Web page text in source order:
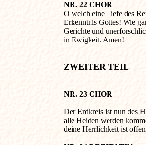
NR. 22 CHOR
O welch eine Tiefe des
Erkenntnis Gottes! Wie
Gerichte und
in Ewigkeit. Amen!
ZWEITER TEIL
NR. 23 CHOR
Der Erdkreis ist nun des
alle Heiden werden
deine Herrlichkeit ist